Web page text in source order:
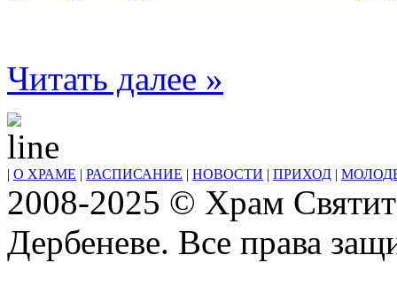
Читать далее »
| О ХРАМЕ | РАСПИСАНИЕ | НОВОСТИ | ПРИХОД |
2008-2025 © Храм
Дербеневе. Все права